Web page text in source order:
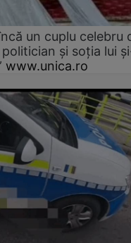
un cuplu celebru
și soția lui
www.unica.ro